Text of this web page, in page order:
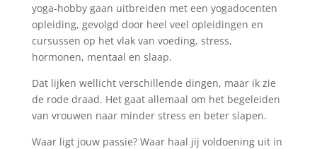
yoga-hobby gaan uitbreiden met een yogadocenten
opleiding, gevolgd door heel veel opleidingen en
cursussen op het vlak van voeding, stress,
hormonen, mentaal en slaap.
Dat lijken wellicht verschillende dingen, maar ik zie
de rode draad. Het gaat allemaal om het begeleiden
van vrouwen naar minder stress en beter slapen.
Waar ligt jouw passie? Waar haal jij voldoening uit in